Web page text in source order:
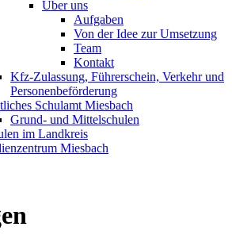
Über uns
Aufgaben
Von der Idee zur Umsetzung
Team
Kontakt
Kfz-Zulassung, Führerschein, Verkehr und
Personenbeförderung
Schulamt Miesbach
Grund- und Mittelschulen
im Landkreis
Miesbach